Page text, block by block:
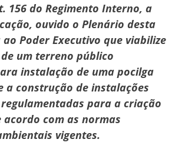
156 do Regimento Interno, a
ouvido o Plenário desta
ao Poder Executivo que viabilize
um terreno público
instalação de uma pocilga
a construção de instalações
para a criação
acordo com as normas
vigentes.